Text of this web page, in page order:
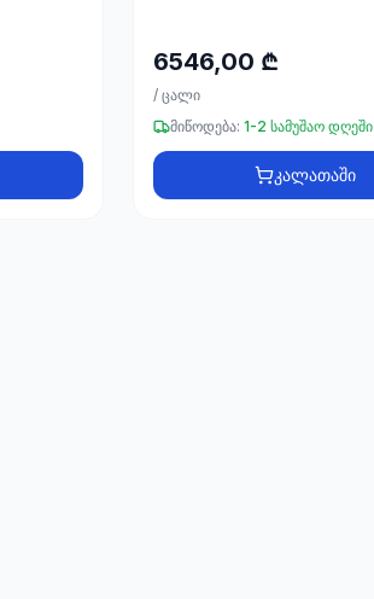
6546,00 ₾
/ ცალი
მიწოდება: 1-2 სამუშაო დღეში
კალათაში